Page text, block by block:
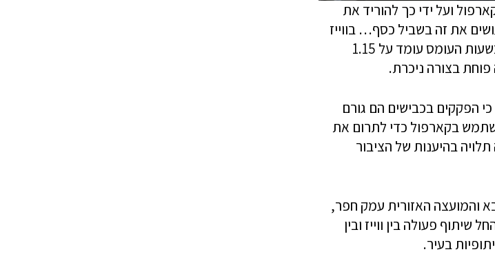
ועל ידי כך להוריד את
את זה בשביל כסף… בווייז
מסבירים כי המחקרים מראים כי מספר הנוסעים הממוצע בכלי רכב בשעות העומס עומד על 1.15
הישראלים הצהירו כי הפקקים בכבישים הם גורם
הביעו נכונות להשתמש בקארפול כדי לתרום את
בהיענות של הציבור
והמועצה האזורית עמק חפר,
פעולה בין ווייז ובין
בעיר.